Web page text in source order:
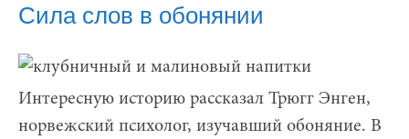
Сила слов в обонянии
Интересную историю рассказал Трюгг Энген,
норвежский психолог, изучавший обоняние. В